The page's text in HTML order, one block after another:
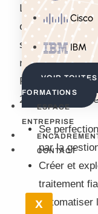
Cisco
IBM
VOIR
FORMATIONS
ESPACE
ENTREPRISE
CONTACT
X
Les
de solides
sur leurs bases
retour en
Plus
2013 vous
Se
par la
Créer et
traitement
Automatiser